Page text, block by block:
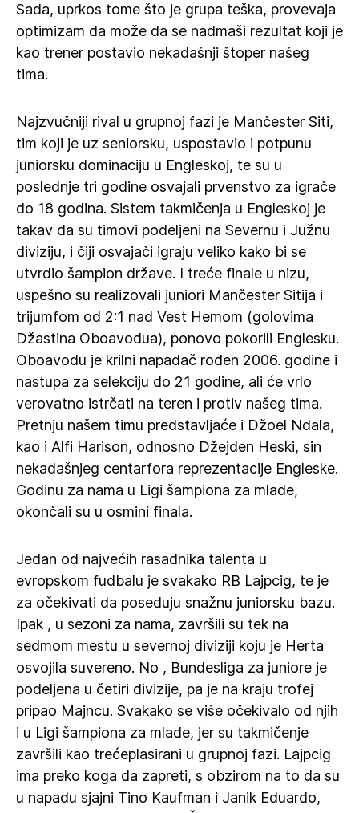
Sada, uprkos tome što je grupa teška, provevaja
optimizam da može da se nadmaši rezultat koji je
kao trener postavio nekadašnji štoper našeg
tima.
Najzvučniji rival u grupnoj fazi je Mančester Siti,
tim koji je uz seniorsku, uspostavio i potpunu
juniorsku dominaciju u Engleskoj, te su u
poslednje tri godine osvajali prvenstvo za igrače
do 18 godina. Sistem takmičenja u Engleskoj je
takav da su timovi podeljeni na Severnu i Južnu
diviziju, i čiji osvajači igraju veliko kako bi se
utvrdio šampion države. I treće finale u nizu,
uspešno su realizovali juniori Mančester Sitija i
trijumfom od 2:1 nad Vest Hemom (golovima
Džastina Oboavodua), ponovo pokorili Englesku.
Oboavodu je krilni napadač rođen 2006. godine i
nastupa za selekciju do 21 godine, ali će vrlo
verovatno istrčati na teren i protiv našeg tima.
Pretnju našem timu predstavljaće i Džoel Ndala,
kao i Alfi Harison, odnosno Džejden Heski, sin
nekadašnjeg centarfora reprezentacije Engleske.
Godinu za nama u Ligi šampiona za mlade,
okončali su u osmini finala.
Jedan od najvećih rasadnika talenta u
evropskom fudbalu je svakako RB Lajpcig, te je
za očekivati da poseduju snažnu juniorsku bazu.
Ipak , u sezoni za nama, završili su tek na
sedmom mestu u severnoj diviziji koju je Herta
osvojila suvereno. No , Bundesliga za juniore je
podeljena u četiri divizije, pa je na kraju trofej
pripao Majncu. Svakako se više očekivalo od njih
i u Ligi šampiona za mlade, jer su takmičenje
završili kao trećeplasirani u grupnoj fazi. Lajpcig
ima preko koga da zapreti, s obzirom na to da su
u napadu sjajni Tino Kaufman i Janik Eduardo,